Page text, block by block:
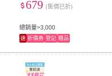
總銷量>3,000
679 (售價已折)
速 折價券 登記 贈品